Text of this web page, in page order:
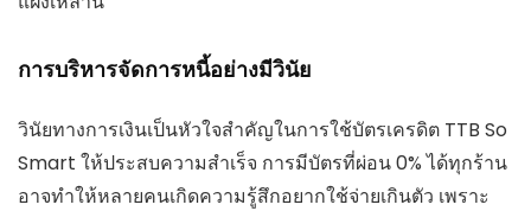
การบริหารจัดการหนี้อย่างมีวินัย
วินัยทางการเงินเป็นหัวใจสำคัญในการใช้บัตรเครดิต TTB So
Smart ให้ประสบความสำเร็จ การมีบัตรที่ผ่อน 0% ได้ทุกร้าน
อาจทำให้หลายคนเกิดความรู้สึกอยากใช้จ่ายเกินตัว เพราะ